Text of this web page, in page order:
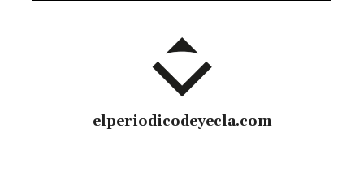
elperiodicodeyecla.com